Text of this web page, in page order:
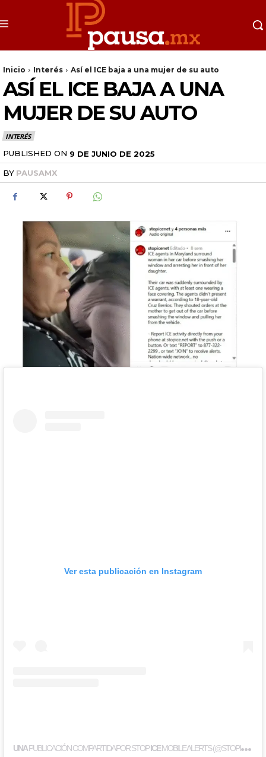
Inicio Interés Así el ICE baja a una mujer de su auto
ASÍ EL ICE BAJA A UNA
MUJER DE SU AUTO
INTERÉS
PUBLISHED ON 9 DE JUNIO DE 2025
BY PAUSAMX
Ver esta publicación en Instagram
UNAPUBLICACIÓN COMPARTIDA POR STOPICEMOBILE ALERTS (@STOPICENET)